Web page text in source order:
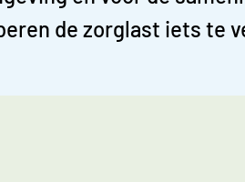
de zorglast iets te